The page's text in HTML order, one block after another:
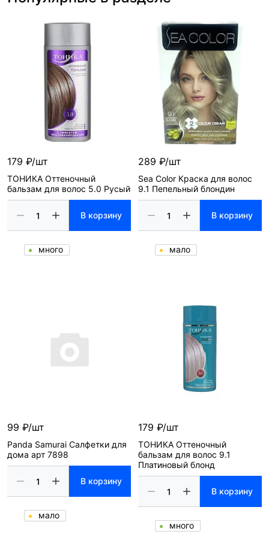
179 ₽/шт
ТОНИКА Оттеночный
бальзам для волос 5.0 Русый
В корзину
много
289 ₽/шт
Sea Color Краска для волос
9.1 Пепельный блондин
В корзину
мало
99 ₽/шт
Panda Samurai Салфетки для
дома арт 7898
В корзину
мало
179 ₽/шт
ТОНИКА Оттеночный
бальзам для волос 9.1
Платиновый блонд
В корзину
много